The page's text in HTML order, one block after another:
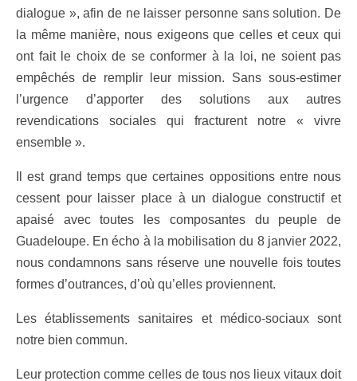
dialogue », afin de ne laisser personne sans solution. De
la même manière, nous exigeons que celles et ceux qui
ont fait le choix de se conformer à la loi, ne soient pas
empêchés de remplir leur mission. Sans sous-estimer
l’urgence d’apporter des solutions aux autres
revendications sociales qui fracturent notre « vivre
ensemble ».
Il est grand temps que certaines oppositions entre nous
cessent pour laisser place à un dialogue constructif et
apaisé avec toutes les composantes du peuple de
Guadeloupe. En écho à la mobilisation du 8 janvier 2022,
nous condamnons sans réserve une nouvelle fois toutes
formes d’outrances, d’où qu’elles proviennent.
Les établissements sanitaires et médico-sociaux sont
notre bien commun.
Leur protection comme celles de tous nos lieux vitaux doit